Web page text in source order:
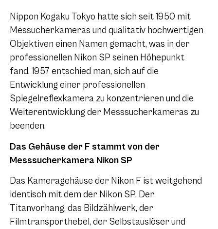
Nippon Kogaku Tokyo hatte sich seit 1950 mit
Messucherkameras und qualitativ hochwertigen
Objektiven einen Namen gemacht, was in der
professionellen Nikon SP seinen Höhepunkt
fand. 1957 entschied man, sich auf die
Entwicklung einer professionellen
Spiegelreflexkamera zu konzentrieren und die
Weiterentwicklung der Messsucherkameras zu
beenden.
Das Gehäuse der F stammt von der
Messsucherkamera Nikon SP
Das Kameragehäuse der Nikon F ist weitgehend
identisch mit dem der Nikon SP. Der
Titanvorhang, das Bildzählwerk, der
Filmtransporthebel, der Selbstauslöser und